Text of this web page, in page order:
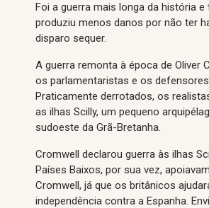
Foi a guerra mais longa da história e
produziu menos danos por não ter
disparo sequer.
A guerra remonta à época de Oliver
os parlamentaristas e os
Praticamente derrotados, os
as ilhas Scilly, um pequeno
sudoeste da Grã-Bretanha.
Cromwell declarou guerra às ilhas
Países Baixos, por sua vez,
Cromwell, já que os britânicos
independência contra a Espanha.